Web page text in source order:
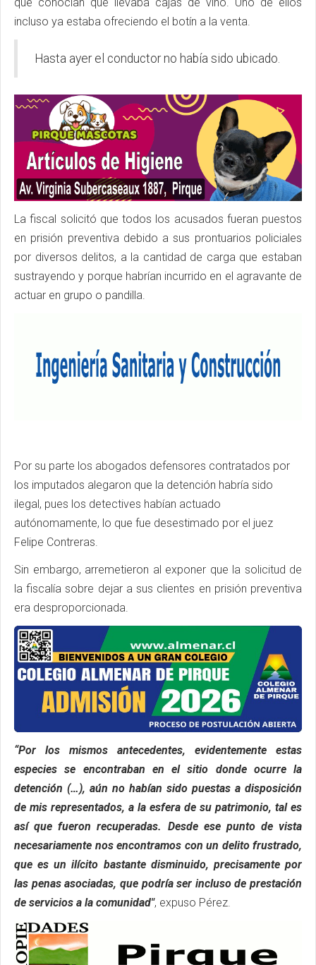
incluso ya estaba ofreciendo el botín a la venta.
Hasta ayer el conductor no había sido ubicado.
La fiscal solicitó que todos los acusados fueran puestos
en prisión preventiva debido a sus prontuarios policiales
por diversos delitos, a la cantidad de carga que estaban
sustrayendo y porque habrían incurrido en el agravante de
actuar en grupo o pandilla.
Por su parte los abogados defensores contratados por
los imputados alegaron que la detención habría sido
ilegal, pues los detectives habían actuado
autónomamente, lo que fue desestimado por el juez
Felipe Contreras.
Sin embargo, arremetieron al exponer que la solicitud de
la fiscalía sobre dejar a sus clientes en prisión preventiva
era desproporcionada.
“Por los mismos antecedentes, evidentemente estas
especies se encontraban en el sitio donde ocurre la
detención (…), aún no habían sido puestas a disposición
de mis representados, a la esfera de su patrimonio, tal es
así que fueron recuperadas. Desde ese punto de vista
necesariamente nos encontramos con un delito frustrado,
que es un ilícito bastante disminuido, precisamente por
las penas asociadas, que podría ser incluso de prestación
de servicios a la comunidad", expuso Pérez.